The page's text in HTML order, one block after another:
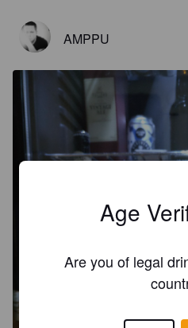
AMPPU
Age
Are you of legal